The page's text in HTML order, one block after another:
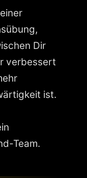
Dir
verbessert
ist.
Team.